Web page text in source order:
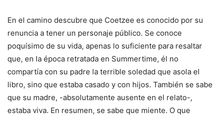
En el camino descubre que Coetzee es conocido por su
renuncia a tener un personaje público. Se conoce
poquísimo de su vida, apenas lo suficiente para resaltar
que, en la época retratada en Summertime, él no
compartía con su padre la terrible soledad que asola el
libro, sino que estaba casado y con hijos. También se sabe
que su madre, -absolutamente ausente en el relato-,
estaba viva. En resumen, se sabe que miente. O que